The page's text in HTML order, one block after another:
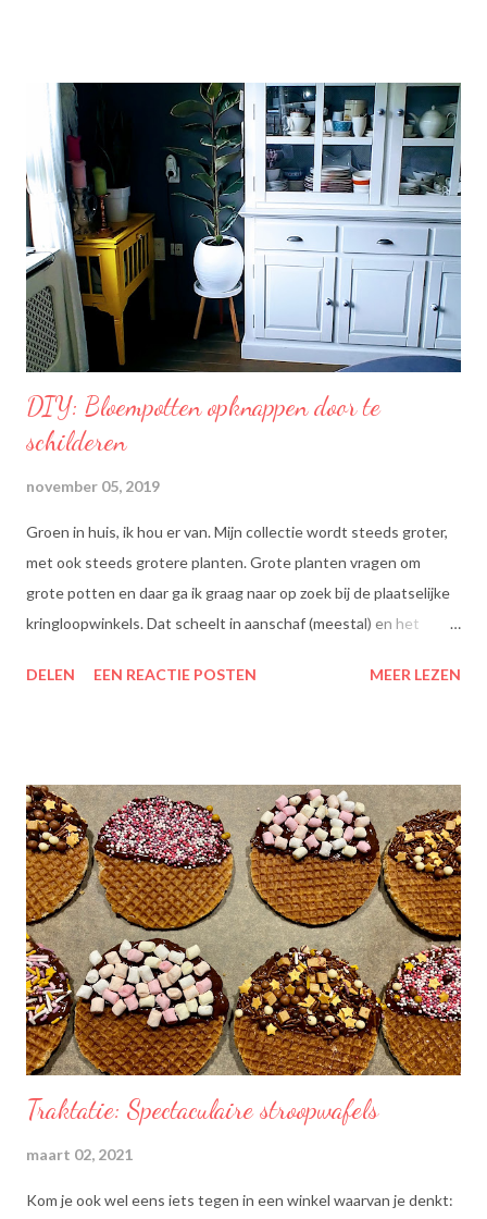
mengsel van zonnebloem-, lijnzaad- en koolzaadolie. Het bevat
Omega’s 3 & 6 die goed zijn voor hart en bloedvaten. Omega's 3
& 6 zijn meervoudig onverzadigde vetzuren, die het lichaam niet
zelf kan aanmaken. Ze dragen bij tot de instandhouding van een
normaal cholesterolgehalte in het bloed. Becel Dieetolie geeft
een optimale smaak aan uw gerechten, met behoud van de
smaak van uw originele ingrediënten. Naast warme toepassing
l...
DIY: Bloempotten opknappen door te
schilderen
november 05, 2019
Groen in huis, ik hou er van. Mijn collectie wordt steeds groter,
met ook steeds grotere planten. Grote planten vragen om
grote potten en daar ga ik graag naar op zoek bij de plaatselijke
kringloopwinkels. Dat scheelt in aanschaf (meestal) en het
voor onze planeet, nietwaar?
DELEN EEN REACTIE POSTEN MEER LEZEN
Traktatie: Spectaculaire stroopwafels
maart 02, 2021
Kom je ook wel eens iets tegen in een winkel waarvan je denkt: